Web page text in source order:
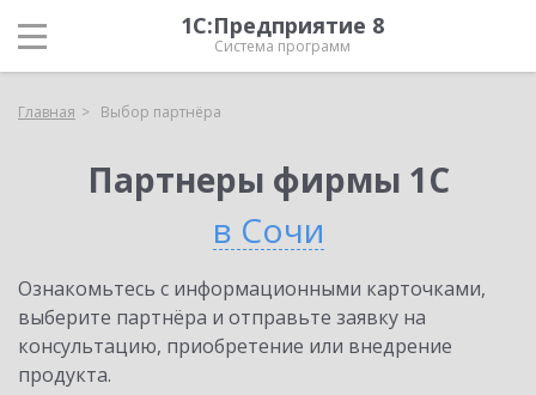
1С:Предприятие 8
Система программ
Главная Выбор партнёра
Партнеры фирмы 1С
в Сочи
Ознакомьтесь с информационными карточками,
выберите партнёра и отправьте заявку на
консультацию, приобретение или внедрение
продукта.